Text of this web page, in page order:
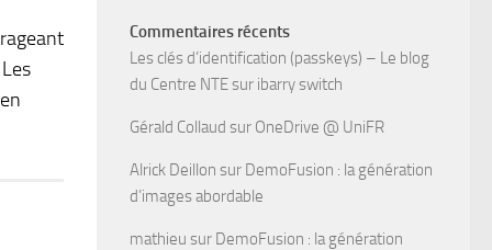
Commentaires récents
Les clés d’identification (passkeys) – Le blog
du Centre NTEsur ibarry switch
Gérald Collaud sur OneDrive @ UniFR
Alrick Deillon sur DemoFusion : la génération
d’images abordable
mathieu sur DemoFusion : la génération